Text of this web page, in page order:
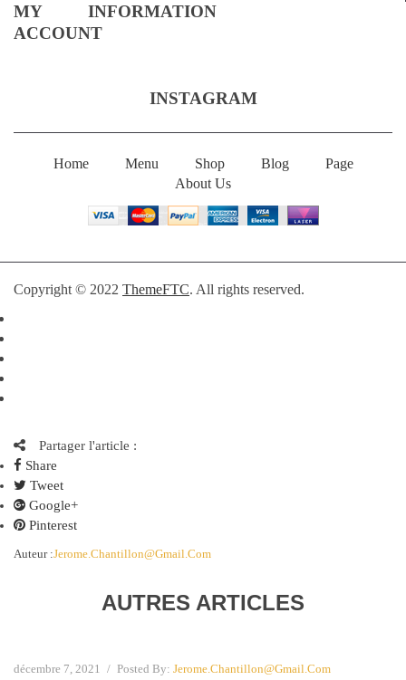
MY
ACCOUNT
INFORMATION
INSTAGRAM
Home Menu Shop Blog
Page
About Us
Copyright © 2022 ThemeFTC. All rights reserved.
Partager l'article :
Share
Tweet
Google+
Pinterest
Auteur :Jerome.chantillon@gmail.com
AUTRES ARTICLES
décembre 7, 2021 / Posted By: Jerome.chantillon@gmail.com